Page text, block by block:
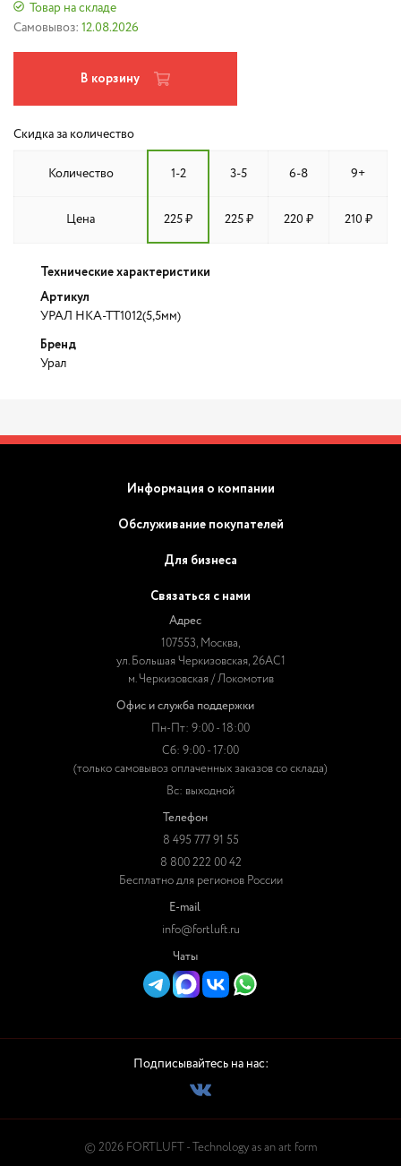
Товар на складе
Самовывоз: 12.08.2026
В корзину
Скидка за количество
Количество 1-2 3-5 6-8 9+
Цена 225 ₽ 225 ₽ 220 ₽ 210 ₽
Технические характеристики
Артикул
УРАЛ НКА-ТТ1012(5,5мм)
Бренд
Урал
Информация о компании
Обслуживание покупателей
Для бизнеса
Связаться с нами
Адрес
107553, Москва,
ул. Большая Черкизовская, 26АС1
м. Черкизовская / Локомотив
Офис и служба поддержки
Пн-Пт: 9:00 - 18:00
Сб: 9:00 - 17:00
(только самовывоз оплаченных заказов со склада)
Вс: выходной
Телефон
8 495 777 91 55
8 800 222 00 42
Бесплатно для регионов России
E-mail
info@fortluft.ru
Чаты
Подписывайтесь на нас:
© 2026 FORTLUFT - Technology as an art form